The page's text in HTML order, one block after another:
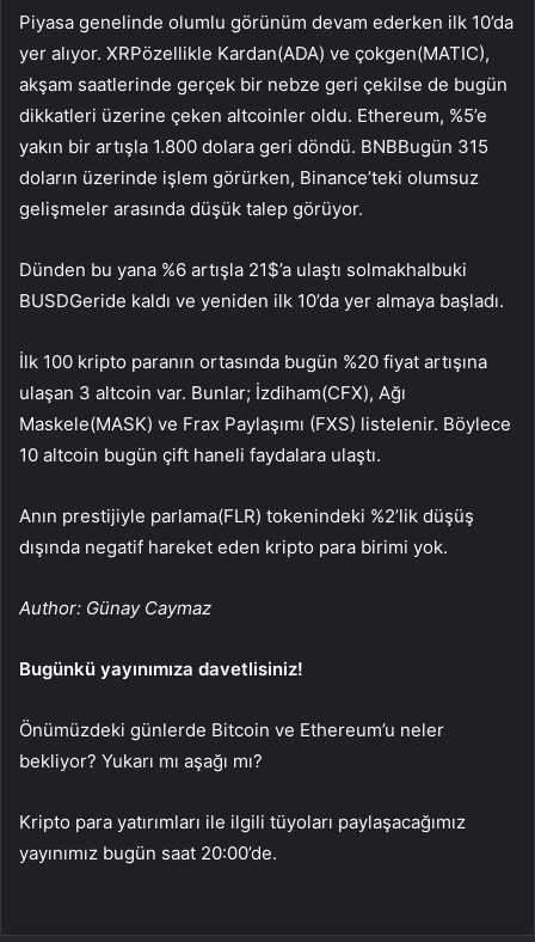
Piyasa genelinde olumlu görünüm devam ederken ilk 10’da
yer alıyor. XRPözellikle Kardan(ADA) ve çokgen(MATIC),
akşam saatlerinde gerçek bir nebze geri çekilse de bugün
dikkatleri üzerine çeken altcoinler oldu. Ethereum, %5’e
yakın bir artışla 1.800 dolara geri döndü. BNBBugün 315
doların üzerinde işlem görürken, Binance’teki olumsuz
gelişmeler arasında düşük talep görüyor.
Dünden bu yana %6 artışla 21$’a ulaştı solmakhalbuki
BUSDGeride kaldı ve yeniden ilk 10’da yer almaya başladı.
İlk 100 kripto paranın ortasında bugün %20 fiyat artışına
ulaşan 3 altcoin var. Bunlar; İzdiham(CFX), Ağı
Maskele(MASK) ve Frax Paylaşımı (FXS) listelenir. Böylece
10 altcoin bugün çift haneli faydalara ulaştı.
Anın prestijiyle parlama(FLR) tokenindeki %2’lik düşüş
dışında negatif hareket eden kripto para birimi yok.
Author: Günay Caymaz
Bugünkü yayınımıza davetlisiniz!
Önümüzdeki günlerde Bitcoin ve Ethereum’u neler
bekliyor? Yukarı mı aşağı mı?
Kripto para yatırımları ile ilgili tüyoları paylaşacağımız
yayınımız bugün saat 20:00’de.